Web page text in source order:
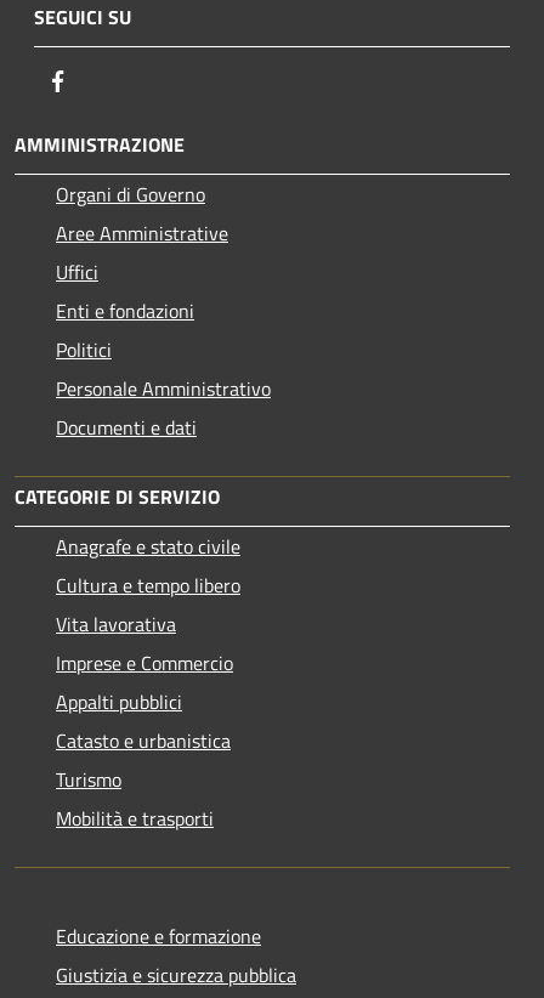
SEGUICI SU
AMMINISTRAZIONE
Organi di Governo
Aree Amministrative
Uffici
Enti e fondazioni
Politici
Personale Amministrativo
Documenti e dati
CATEGORIE DI SERVIZIO
Anagrafe e stato civile
Cultura e tempo libero
Vita lavorativa
Imprese e Commercio
Appalti pubblici
Catasto e urbanistica
Turismo
Mobilità e trasporti
Educazione e formazione
Giustizia e sicurezza pubblica